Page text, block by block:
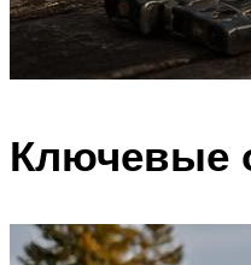
Ключевые